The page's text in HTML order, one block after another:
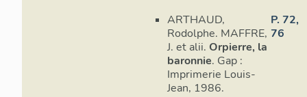
ARTHAUD,
Rodolphe. MAFFRE,
J. et alii. Orpierre, la
baronnie. Gap :
Imprimerie Louis-
Jean, 1986.
P. 72,
76